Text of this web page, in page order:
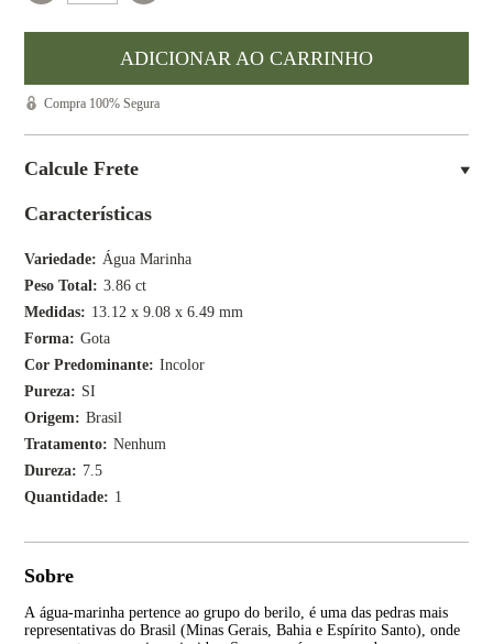
Características
Variedade
Água Marinha
Peso Total
3.86 ct
Medidas
13.12 x 9.08 x 6.49 mm
Forma
Gota
Cor Predominante
Incolor
Pureza
SI
Origem
Brasil
Tratamento
Nenhum
Dureza
7.5
Quantidade
1
Sobre
A água-marinha pertence ao grupo do berilo, é uma das pedras mais
representativas do Brasil (Minas Gerais, Bahia e Espírito Santo), onde
Compra 100% Segura
Calcule Frete